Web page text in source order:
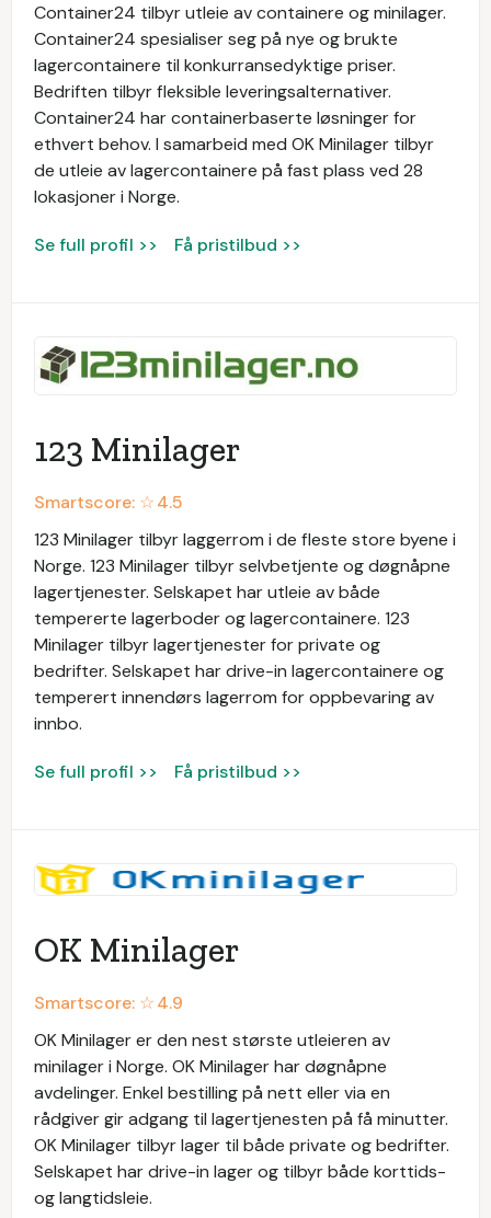
Container24 tilbyr utleie av containere og minilager.
Container24 spesialiser seg på nye og brukte
lagercontainere til konkurransedyktige priser.
Bedriften tilbyr fleksible leveringsalternativer.
Container24 har containerbaserte løsninger for
ethvert behov. I samarbeid med OK Minilager tilbyr
de utleie av lagercontainere på fast plass ved 28
lokasjoner i Norge.
Se full profil >> Få pristilbud >>
123 Minilager
Smartscore: ☆4.5
123 Minilager tilbyr laggerrom i de fleste store byene i
Norge. 123 Minilager tilbyr selvbetjente og døgnåpne
lagertjenester. Selskapet har utleie av både
tempererte lagerboder og lagercontainere. 123
Minilager tilbyr lagertjenester for private og
bedrifter. Selskapet har drive-in lagercontainere og
temperert innendørs lagerrom for oppbevaring av
innbo.
Se full profil >> Få pristilbud >>
OK Minilager
Smartscore: ☆4.9
OK Minilager er den nest største utleieren av
minilager i Norge. OK Minilager har døgnåpne
avdelinger. Enkel bestilling på nett eller via en
rådgiver gir adgang til lagertjenesten på få minutter.
OK Minilager tilbyr lager til både private og bedrifter.
Selskapet har drive-in lager og tilbyr både korttids-
og langtidsleie.